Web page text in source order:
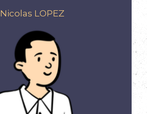
Nicolas LOPEZ